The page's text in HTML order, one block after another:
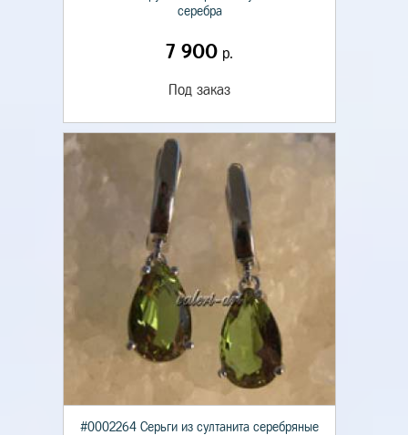
серебра
7 900 р.
Под заказ
#0002264 Серьги из султанита серебряные